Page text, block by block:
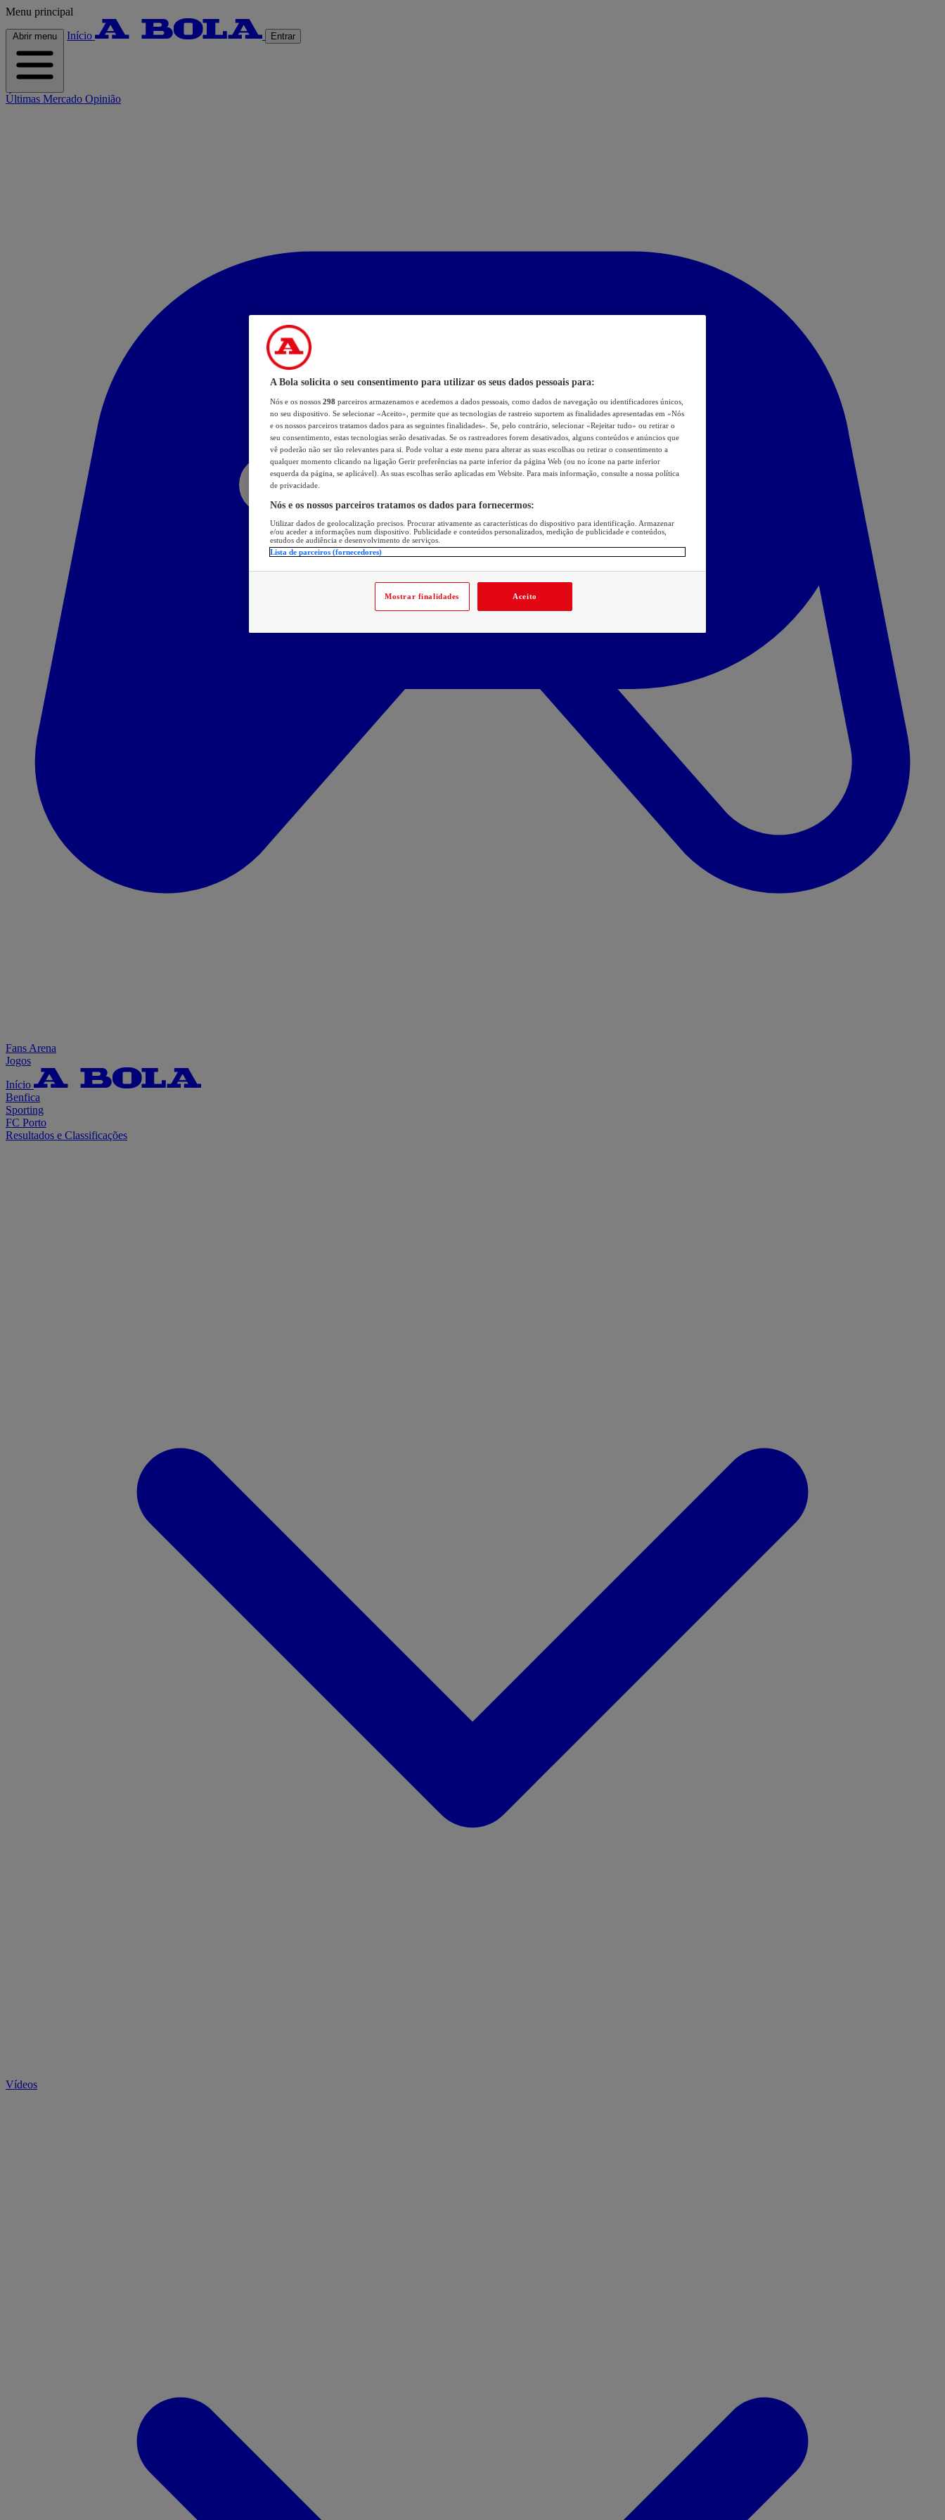
Menu principal
Abrir menu Início Entrar
Últimas Mercado Opinião
Fans Arena
Jogos
Início
Benfica
Sporting
FC Porto
Resultados e Classificações
Vídeos
A Bola solicita o seu consentimento para utilizar os seus dados pessoais para:
Nós e os nossos 298 parceiros armazenamos e acedemos a dados pessoais, como dados de navegação ou identificadores únicos,
no seu dispositivo. Se selecionar «Aceito», permite que as tecnologias de rastreio suportem as finalidades apresentadas em «Nós
e os nossos parceiros tratamos dados para as seguintes finalidades». Se, pelo contrário, selecionar «Rejeitar tudo» ou retirar o
seu consentimento, estas tecnologias serão desativadas. Se os rastreadores forem desativados, alguns conteúdos e anúncios que
vê poderão não ser tão relevantes para si. Pode voltar a este menu para alterar as suas escolhas ou retirar o consentimento a
qualquer momento clicando na ligação Gerir preferências na parte inferior da página Web (ou no ícone na parte inferior
esquerda da página, se aplicável). As suas escolhas serão aplicadas em Website. Para mais informação, consulte a nossa política
de privacidade.
Nós e os nossos parceiros tratamos os dados para fornecermos:
Utilizar dados de geolocalização precisos. Procurar ativamente as características do dispositivo para identificação. Armazenar
e/ou aceder a informações num dispositivo. Publicidade e conteúdos personalizados, medição de publicidade e conteúdos,
estudos de audiência e desenvolvimento de serviços.
Lista de parceiros (fornecedores)
Mostrar finalidades Aceito